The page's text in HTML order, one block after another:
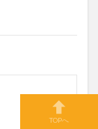
TOPへ